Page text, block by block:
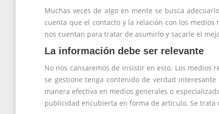
Muchas veces de algo en mente se busca
cuenta que el contacto y la relación con los
nos cuentan para tratar de asumirlo y sacarle el
La información debe ser relevante
No nos cansaremos de insistir en esto. Los medios
se gestione tenga contenido de verdad
manera efectiva en medios generales o
publicidad encubierta en forma de artículo. Se